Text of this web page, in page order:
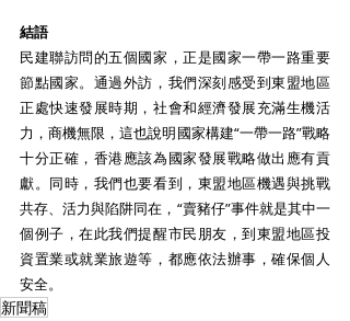
結語
民建聯訪問的五個國家，正是國家一帶一路重要
節點國家。通過外訪，我們深刻感受到東盟地區
正處快速發展時期，社會和經濟發展充滿生機活
力，商機無限，這也說明國家構建“一帶一路”戰略
十分正確，香港應該為國家發展戰略做出應有貢
獻。同時，我們也要看到，東盟地區機遇與挑戰
共存、活力與陷阱同在，“賣豬仔”事件就是其中一
個例子，在此我們提醒市民朋友，到東盟地區投
資置業或就業旅遊等，都應依法辦事，確保個人
安全。
新聞稿